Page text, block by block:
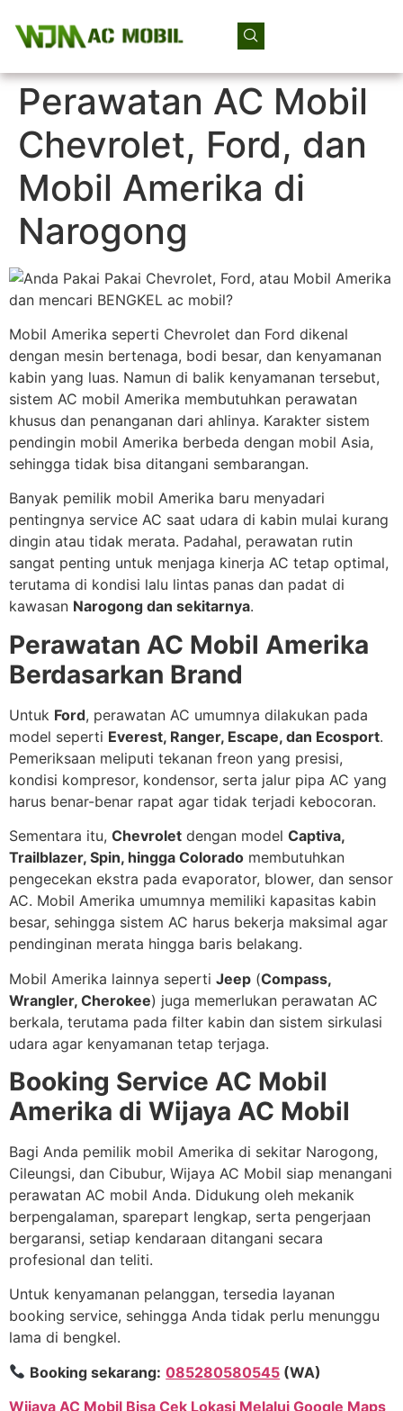
Perawatan AC Mobil
Chevrolet, Ford, dan
Mobil Amerika di
Narogong
Mobil Amerika seperti Chevrolet dan Ford dikenal
dengan mesin bertenaga, bodi besar, dan kenyamanan
kabin yang luas. Namun di balik kenyamanan tersebut,
sistem AC mobil Amerika membutuhkan perawatan
khusus dan penanganan dari ahlinya. Karakter sistem
pendingin mobil Amerika berbeda dengan mobil Asia,
sehingga tidak bisa ditangani sembarangan.
Banyak pemilik mobil Amerika baru menyadari
pentingnya service AC saat udara di kabin mulai kurang
dingin atau tidak merata. Padahal, perawatan rutin
sangat penting untuk menjaga kinerja AC tetap optimal,
terutama di kondisi lalu lintas panas dan padat di
kawasan Narogong dan sekitarnya.
Perawatan AC Mobil Amerika
Berdasarkan Brand
Untuk Ford, perawatan AC umumnya dilakukan pada
model seperti Everest, Ranger, Escape, dan Ecosport.
Pemeriksaan meliputi tekanan freon yang presisi,
kondisi kompresor, kondensor, serta jalur pipa AC yang
harus benar-benar rapat agar tidak terjadi kebocoran.
Sementara itu, Chevrolet dengan model Captiva,
Trailblazer, Spin, hingga Colorado membutuhkan
pengecekan ekstra pada evaporator, blower, dan sensor
AC. Mobil Amerika umumnya memiliki kapasitas kabin
besar, sehingga sistem AC harus bekerja maksimal agar
pendinginan merata hingga baris belakang.
Mobil Amerika lainnya seperti Jeep (Compass,
Wrangler, Cherokee) juga memerlukan perawatan AC
berkala, terutama pada filter kabin dan sistem sirkulasi
udara agar kenyamanan tetap terjaga.
Booking Service AC Mobil
Amerika di Wijaya AC Mobil
Bagi Anda pemilik mobil Amerika di sekitar Narogong,
Cileungsi, dan Cibubur, Wijaya AC Mobil siap menangani
perawatan AC mobil Anda. Didukung oleh mekanik
berpengalaman, sparepart lengkap, serta pengerjaan
bergaransi, setiap kendaraan ditangani secara
profesional dan teliti.
Untuk kenyamanan pelanggan, tersedia layanan
booking service, sehingga Anda tidak perlu menunggu
lama di bengkel.
Booking sekarang: 085280580545 (WA)
Wijaya AC Mobil Bisa Cek Lokasi Melalui Google Maps